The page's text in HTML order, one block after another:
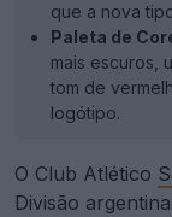
que a nova
Paleta de
mais escuros,
tom de
logótipo.
O Club Atlético
Divisão